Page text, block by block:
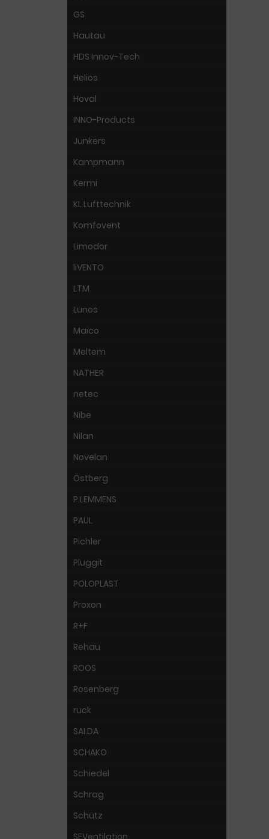
GS
Hautau
HDS Innov-Tech
Helios
Hoval
INNO-Products
Junkers
Kampmann
Kermi
KL Lufttechnik
Komfovent
Limodor
liVENTO
LTM
Lunos
Maico
Meltem
NATHER
netec
Nibe
Nilan
Novelan
Östberg
P.LEMMENS
PAUL
Pichler
Pluggit
POLOPLAST
Proxon
R+F
Rehau
ROOS
Rosenberg
ruck
SALDA
SCHAKO
Schiedel
Schrag
Schütz
SEVentilation